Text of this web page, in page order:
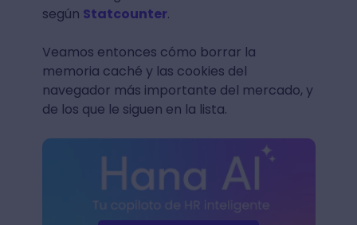
según Statcounter.
Veamos entonces cómo borrar la
memoria caché y las cookies del
navegador más importante del mercado, y
de los que le siguen en la lista.